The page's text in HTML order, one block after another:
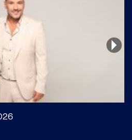
κείμενο προς αναζήτηση